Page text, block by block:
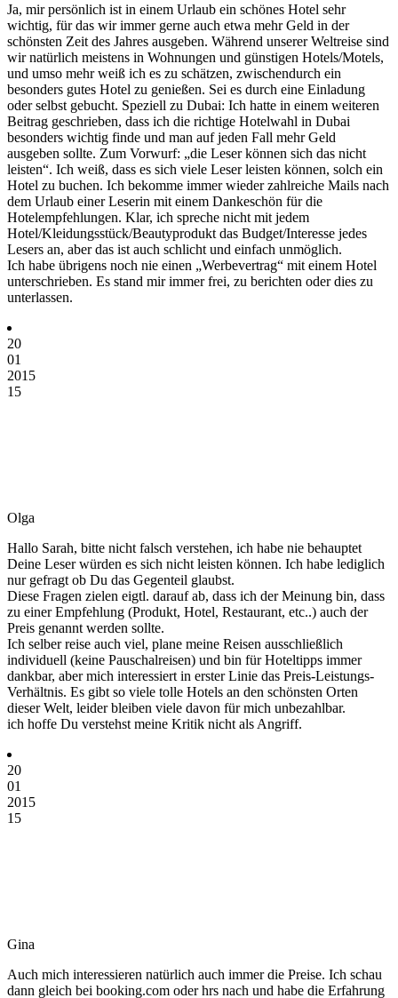
Ja, mir persönlich ist in einem Urlaub ein schönes Hotel sehr
wichtig, für das wir immer gerne auch etwa mehr Geld in der
schönsten Zeit des Jahres ausgeben. Während unserer Weltreise sind
wir natürlich meistens in Wohnungen und günstigen Hotels/Motels,
und umso mehr weiß ich es zu schätzen, zwischendurch ein
besonders gutes Hotel zu genießen. Sei es durch eine Einladung
oder selbst gebucht. Speziell zu Dubai: Ich hatte in einem weiteren
Beitrag geschrieben, dass ich die richtige Hotelwahl in Dubai
besonders wichtig finde und man auf jeden Fall mehr Geld
ausgeben sollte. Zum Vorwurf: „die Leser können sich das nicht
leisten“. Ich weiß, dass es sich viele Leser leisten können, solch ein
Hotel zu buchen. Ich bekomme immer wieder zahlreiche Mails nach
dem Urlaub einer Leserin mit einem Dankeschön für die
Hotelempfehlungen. Klar, ich spreche nicht mit jedem
Hotel/Kleidungsstück/Beautyprodukt das Budget/Interesse jedes
Lesers an, aber das ist auch schlicht und einfach unmöglich.
Ich habe übrigens noch nie einen „Werbevertrag“ mit einem Hotel
unterschrieben. Es stand mir immer frei, zu berichten oder dies zu
unterlassen.
20
01
2015
15
Olga
Hallo Sarah, bitte nicht falsch verstehen, ich habe nie behauptet
Deine Leser würden es sich nicht leisten können. Ich habe lediglich
nur gefragt ob Du das Gegenteil glaubst.
Diese Fragen zielen eigtl. darauf ab, dass ich der Meinung bin, dass
zu einer Empfehlung (Produkt, Hotel, Restaurant, etc..) auch der
Preis genannt werden sollte.
Ich selber reise auch viel, plane meine Reisen ausschließlich
individuell (keine Pauschalreisen) und bin für Hoteltipps immer
dankbar, aber mich interessiert in erster Linie das Preis-Leistungs-
Verhältnis. Es gibt so viele tolle Hotels an den schönsten Orten
dieser Welt, leider bleiben viele davon für mich unbezahlbar.
ich hoffe Du verstehst meine Kritik nicht als Angriff.
20
01
2015
15
Gina
Auch mich interessieren natürlich auch immer die Preise. Ich schau
dann gleich bei booking.com oder hrs nach und habe die Erfahrung